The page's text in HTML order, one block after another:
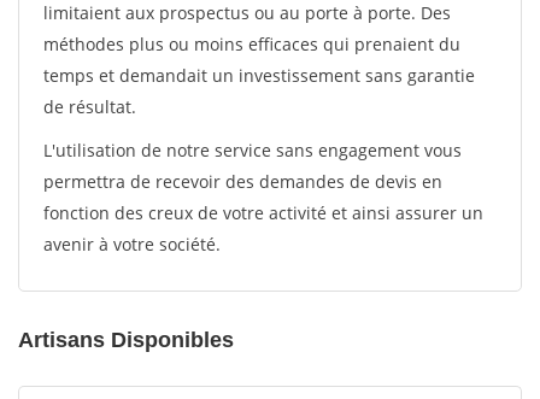
limitaient aux prospectus ou au porte à porte. Des
méthodes plus ou moins efficaces qui prenaient du
temps et demandait un investissement sans garantie
de résultat.
L'utilisation de notre service sans engagement vous
permettra de recevoir des demandes de devis en
fonction des creux de votre activité et ainsi assurer un
avenir à votre société.
Artisans Disponibles